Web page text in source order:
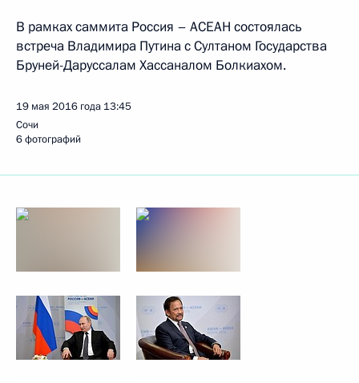
В рамках саммита Россия – АСЕАН состоялась
встреча Владимира Путина с Султаном Государства
Бруней-Даруссалам Хассаналом Болкиахом.
19 мая 2016 года 13:45
Сочи
6 фотографий